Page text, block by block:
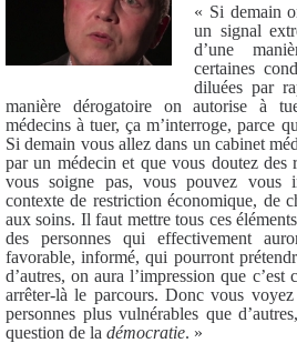
« Si demain
un signal
d’une
certaines
diluées par
manière dérogatoire on autorise à
médecins à tuer, ça m’interroge, parce
Si demain vous allez dans un cabinet
par un médecin et que vous doutez des
vous soigne pas, vous pouvez vous
contexte de restriction économique, de
aux soins. Il faut mettre tous ces
des personnes qui effectivement
favorable, informé, qui pourront
d’autres, on aura l’impression que
arrêter-là le parcours. Donc vous
personnes plus vulnérables que
question de la démocratie. »